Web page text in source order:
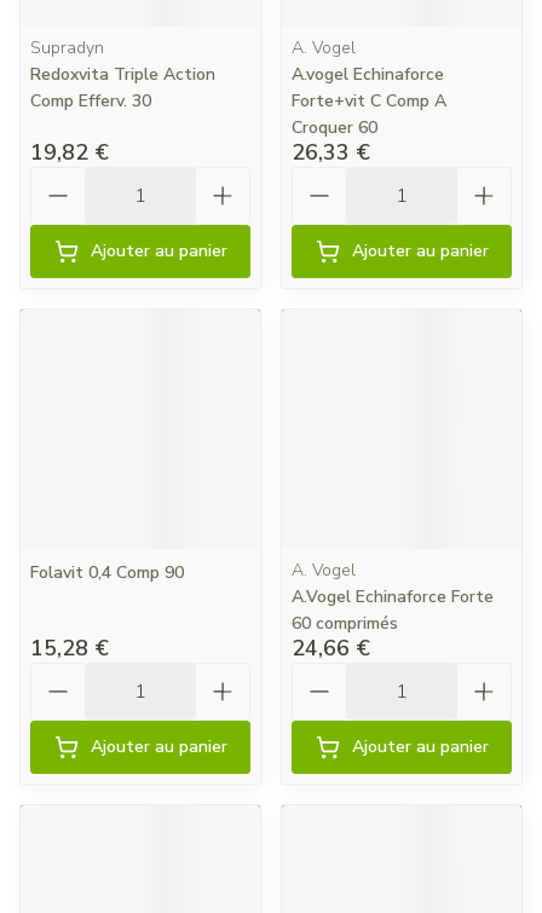
Supradyn
Redoxvita Triple Action
Comp Efferv. 30
19,82 €
Ajouter au panier
A. Vogel
A.vogel Echinaforce
Forte+vit C Comp A
Croquer 60
26,33 €
Ajouter au panier
Folavit 0,4 Comp 90
15,28 €
Ajouter au panier
A. Vogel
A.Vogel Echinaforce Forte
60 comprimés
24,66 €
Ajouter au panier